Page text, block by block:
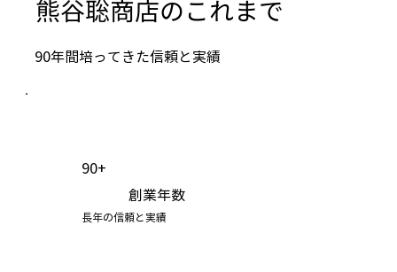
​熊谷聡商店のこれまで
90年間培ってきた信頼と実績
90+
創業年数
長年の信頼と実績